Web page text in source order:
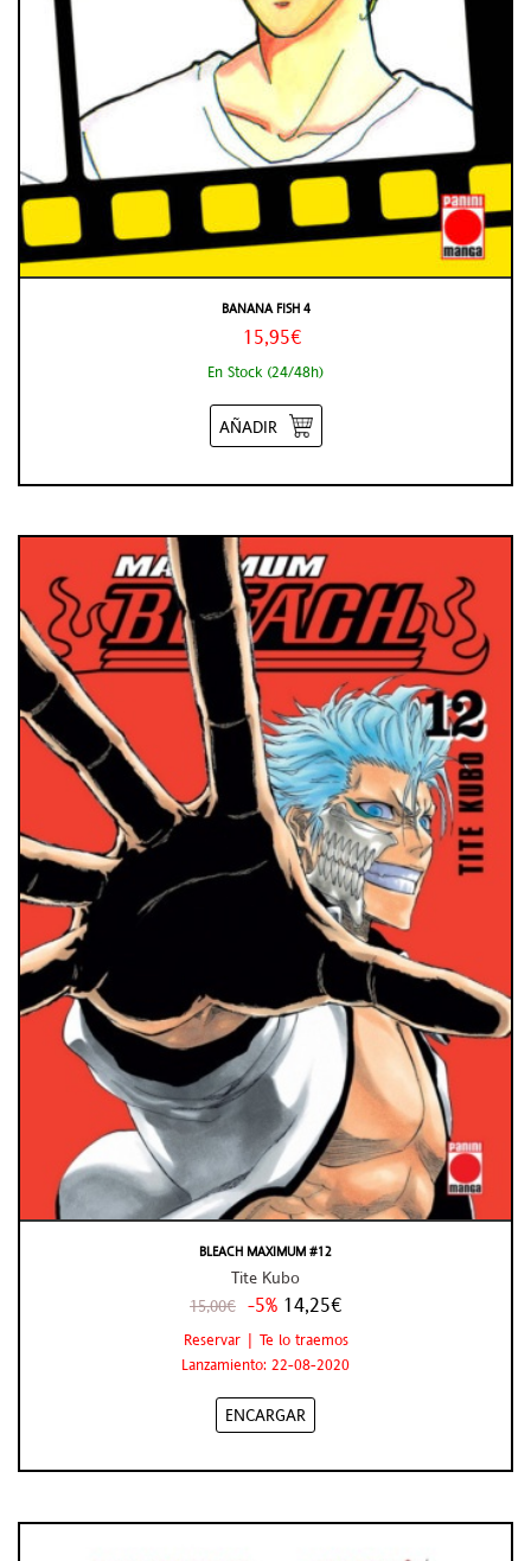
BANANA FISH 4
15,95€
En Stock (24/48h)
AÑADIR
BLEACH MAXIMUM #12
Tite Kubo
15,00€ -5% 14,25€
Reservar | Te lo traemos
Lanzamiento: 22-08-2020
ENCARGAR